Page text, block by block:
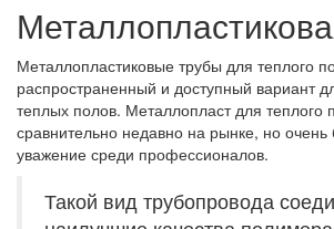
Металлопластиковые трубы для теплого
распространенный и доступный вариант
теплых полов. Металлопласт для теплого
сравнительно недавно на рынке, но очень
уважение среди профессионалов.
Такой вид трубопровода